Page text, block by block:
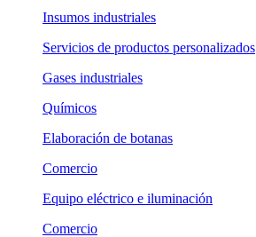
Insumos industriales
Servicios de productos personalizados
Gases industriales
Químicos
Elaboración de botanas
Comercio
Equipo eléctrico e iluminación
Comercio